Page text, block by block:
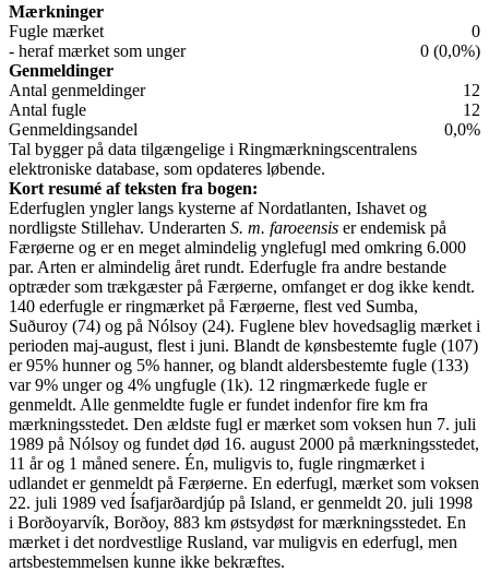
Mærkninger
Fugle mærket
0
- heraf mærket som unger
0 (0,0%)
Genmeldinger
Antal genmeldinger
12
Antal fugle
12
Genmeldingsandel
0,0%
Tal bygger på data tilgængelige i Ringmærkningscentralens
elektroniske database, som opdateres løbende.
Kort resumé af teksten fra bogen:
Ederfuglen yngler langs kysterne af Nordatlanten, Ishavet og
nordligste Stillehav. Underarten S. m. faroeensis er endemisk på
Færøerne og er en meget almindelig ynglefugl med omkring 6.000
par. Arten er almindelig året rundt. Ederfugle fra andre bestande
optræder som trækgæster på Færøerne, omfanget er dog ikke kendt.
140 ederfugle er ringmærket på Færøerne, flest ved Sumba,
Suðuroy (74) og på Nólsoy (24). Fuglene blev hovedsaglig mærket i
perioden maj-august, flest i juni. Blandt de kønsbestemte fugle (107)
er 95% hunner og 5% hanner, og blandt aldersbestemte fugle (133)
var 9% unger og 4% ungfugle (1k). 12 ringmærkede fugle er
genmeldt. Alle genmeldte fugle er fundet indenfor fire km fra
mærkningsstedet. Den ældste fugl er mærket som voksen hun 7. juli
1989 på Nólsoy og fundet død 16. august 2000 på mærkningsstedet,
11 år og 1 måned senere. Én, muligvis to, fugle ringmærket i
udlandet er genmeldt på Færøerne. En ederfugl, mærket som voksen
22. juli 1989 ved Ísafjarðardjúp på Island, er genmeldt 20. juli 1998
i Borðoyarvík, Borðoy, 883 km østsydøst for mærkningsstedet. En
mærket i det nordvestlige Rusland, var muligvis en ederfugl, men
artsbestemmelsen kunne ikke bekræftes.